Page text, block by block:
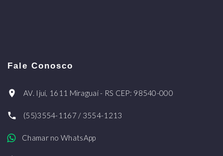
Fale Conosco
AV. Ijuí, 1611 Miraguaí - RS CEP: 98540-000
(55)3554-1167 / 3554-1213
Chamar no WhatsApp